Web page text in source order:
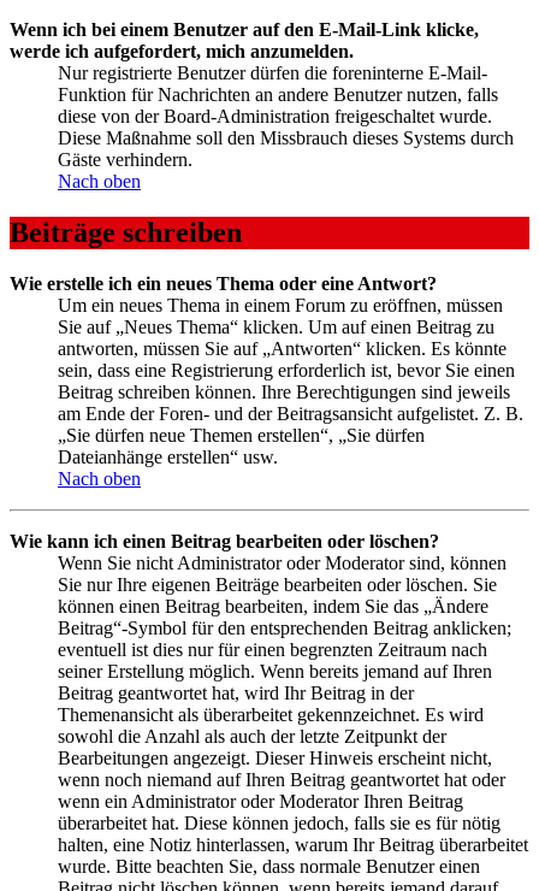
Wenn ich bei einem Benutzer auf den E-Mail-Link klicke,
werde ich aufgefordert, mich anzumelden.
Nur registrierte Benutzer dürfen die foreninterne E-Mail-
Funktion für Nachrichten an andere Benutzer nutzen, falls
diese von der Board-Administration freigeschaltet wurde.
Diese Maßnahme soll den Missbrauch dieses Systems durch
Gäste verhindern.
Nach oben
Beiträge schreiben
Wie erstelle ich ein neues Thema oder eine Antwort?
Um ein neues Thema in einem Forum zu eröffnen, müssen
Sie auf „Neues Thema“ klicken. Um auf einen Beitrag zu
antworten, müssen Sie auf „Antworten“ klicken. Es könnte
sein, dass eine Registrierung erforderlich ist, bevor Sie einen
Beitrag schreiben können. Ihre Berechtigungen sind jeweils
am Ende der Foren- und der Beitragsansicht aufgelistet. Z. B.
„Sie dürfen neue Themen erstellen“, „Sie dürfen
Dateianhänge erstellen“ usw.
Nach oben
Wie kann ich einen Beitrag bearbeiten oder löschen?
Wenn Sie nicht Administrator oder Moderator sind, können
Sie nur Ihre eigenen Beiträge bearbeiten oder löschen. Sie
können einen Beitrag bearbeiten, indem Sie das „Ändere
Beitrag“-Symbol für den entsprechenden Beitrag anklicken;
eventuell ist dies nur für einen begrenzten Zeitraum nach
seiner Erstellung möglich. Wenn bereits jemand auf Ihren
Beitrag geantwortet hat, wird Ihr Beitrag in der
Themenansicht als überarbeitet gekennzeichnet. Es wird
sowohl die Anzahl als auch der letzte Zeitpunkt der
Bearbeitungen angezeigt. Dieser Hinweis erscheint nicht,
wenn noch niemand auf Ihren Beitrag geantwortet hat oder
wenn ein Administrator oder Moderator Ihren Beitrag
überarbeitet hat. Diese können jedoch, falls sie es für nötig
halten, eine Notiz hinterlassen, warum Ihr Beitrag überarbeitet
wurde. Bitte beachten Sie, dass normale Benutzer einen